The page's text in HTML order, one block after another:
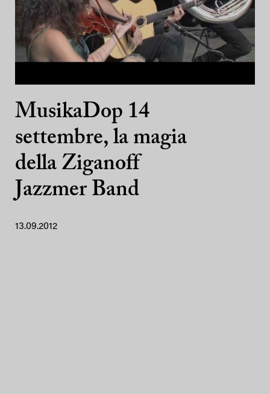
MusikaDop 14
settembre, la magia
della Ziganoff
Jazzmer Band
13.09.2012